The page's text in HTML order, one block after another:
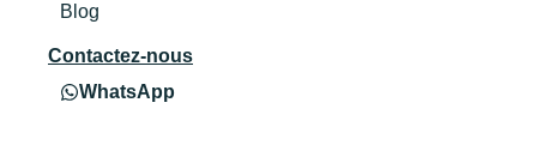
Blog
Contactez-nous
WhatsApp